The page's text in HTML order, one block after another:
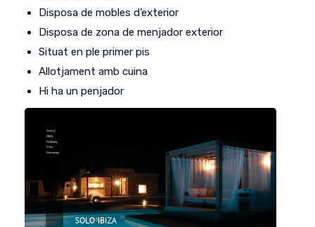
Disposa de mobles d’exterior
Disposa de zona de menjador exterior
Situat en ple primer pis
Allotjament amb cuina
Hi ha un penjador